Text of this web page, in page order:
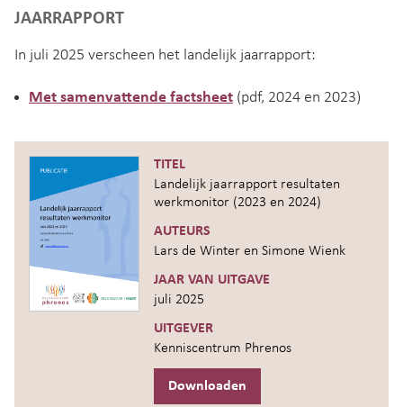
JAARRAPPORT
In juli 2025 verscheen het landelijk jaarrapport:
Met samenvattende factsheet (pdf, 2024 en 2023)
TITEL
Landelijk jaarrapport resultaten
werkmonitor (2023 en 2024)
AUTEURS
Lars de Winter en Simone Wienk
JAAR VAN UITGAVE
juli 2025
UITGEVER
Kenniscentrum Phrenos
Downloaden